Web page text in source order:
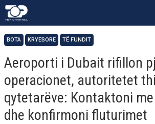
BOTA KRYESORE TË FUNDIT
Aeroporti i Dubait rifillon
operacionet, autoritetet
qytetarëve: Kontaktoni
dhe konfirmoni fluturimet